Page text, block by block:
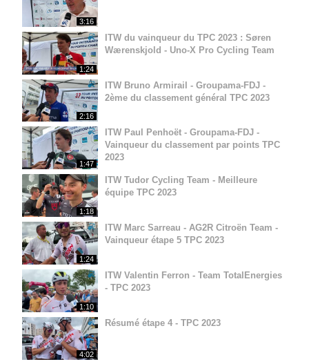
3:16
1:24
ITW du vainqueur du TPC 2023 : Søren
Wærenskjold - Uno-X Pro Cycling Team
2:16
ITW Bruno Armirail - Groupama-FDJ -
2ème du classement général TPC 2023
1:47
ITW Paul Penhoët - Groupama-FDJ -
Vainqueur du classement par points TPC
2023
1:18
ITW Tudor Cycling Team - Meilleure
équipe TPC 2023
1:24
ITW Marc Sarreau - AG2R Citroën Team -
Vainqueur étape 5 TPC 2023
1:10
ITW Valentin Ferron - Team TotalEnergies
- TPC 2023
4:02
Résumé étape 4 - TPC 2023